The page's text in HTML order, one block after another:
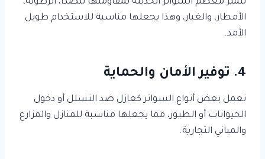
تتميز معظم السواتر الحديثة بمقاومتها للصدأ، الرطوبة،
الأمطار، والغبار، وهذا يجعلها مناسبة للاستخدام طويل
الأمد.
4. توفير الأمان والحماية
تعمل بعض أنواع السواتر كعازل ضد التسلل أو دخول
الحيوانات أو الطيور، مما يجعلها مناسبة للمنازل والمزارع
والمباني التجارية.